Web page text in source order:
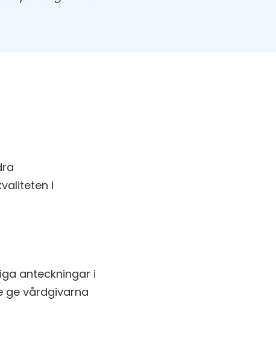
i
anteckningar i
ge vårdgivarna